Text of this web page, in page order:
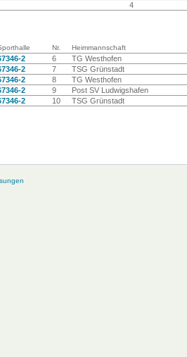
4
Nr. Heimmannschaft
2 6 TG Westhofen
2 7 TSG Grünstadt
2 8 TG Westhofen
2 9 Post SV Ludwigshafen
2 10 TSG Grünstadt